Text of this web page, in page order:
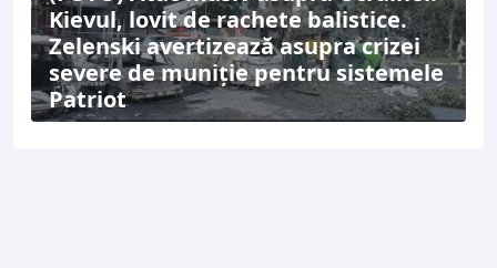
Kievul, lovit de rachete balistice.
Zelenski avertizează asupra crizei
severe de muniție pentru sistemele
Patriot